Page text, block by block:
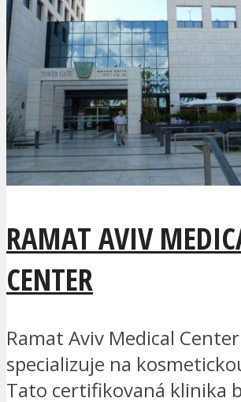
RAMAT AVIV
CENTER
Ramat Aviv Medical
specializuje na
Tato certifikovaná klinika